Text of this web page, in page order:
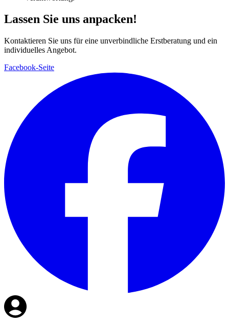
Lassen Sie uns anpacken!
Kontaktieren Sie uns für eine unverbindliche Erstberatung und ein
individuelles Angebot.
Facebook-Seite